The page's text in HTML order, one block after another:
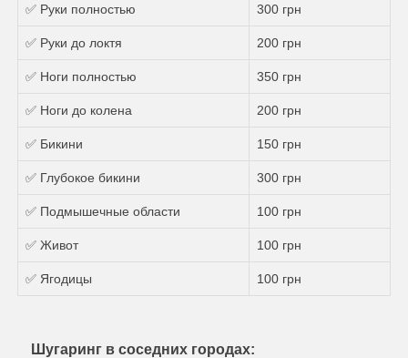
✅ Руки полностью 300 грн
✅ Руки до локтя 200 грн
✅ Ноги полностью 350 грн
✅ Ноги до колена 200 грн
✅ Бикини 150 грн
✅ Глубокое бикини 300 грн
✅ Подмышечные области 100 грн
✅ Живот 100 грн
✅ Ягодицы 100 грн
Шугаринг в соседних городах: